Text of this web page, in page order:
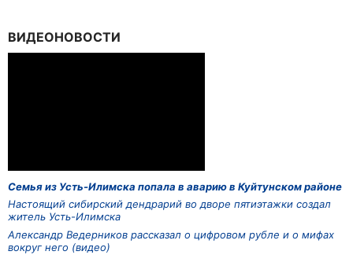
ВИДЕОНОВОСТИ
Семья из Усть-Илимска попала в аварию в Куйтунском районе
Настоящий сибирский дендрарий во дворе пятиэтажки создал
житель Усть-Илимска
Александр Ведерников рассказал о цифровом рубле и о мифах
вокруг него (видео)